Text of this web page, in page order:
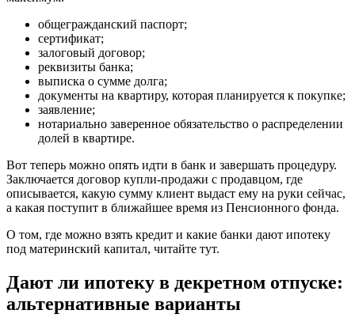
общегражданский паспорт;
сертификат;
залоговый договор;
реквизиты банка;
выписка о сумме долга;
документы на квартиру, которая планируется к покупке;
заявление;
нотариально заверенное обязательство о распределении
долей в квартире.
Вот теперь можно опять идти в банк и завершать процедуру.
Заключается договор купли-продажи с продавцом, где
описывается, какую сумму клиент выдаст ему на руки сейчас,
а какая поступит в ближайшее время из Пенсионного фонда.
О том, где можно взять кредит и какие банки дают ипотеку
под материнский капитал, читайте тут.
Дают ли ипотеку в декретном отпуске:
альтернативные варианты